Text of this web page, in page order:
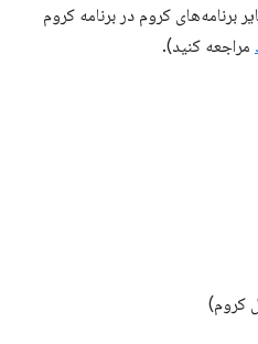
برنامه‌های کروم در برنامه کروم
مراجعه کنید).
کروم)